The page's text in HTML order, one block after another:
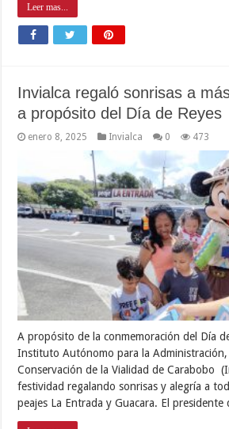
Leer mas...
Invialca regaló sonrisas a
a propósito del Día de Reyes
enero 8, 2025 Invialca 0 473
A propósito de la conmemoración del Día
Instituto Autónomo para la
Conservación de la Vialidad de Carabobo
festividad regalando sonrisas y alegría a
peajes La Entrada y Guacara. El presidente